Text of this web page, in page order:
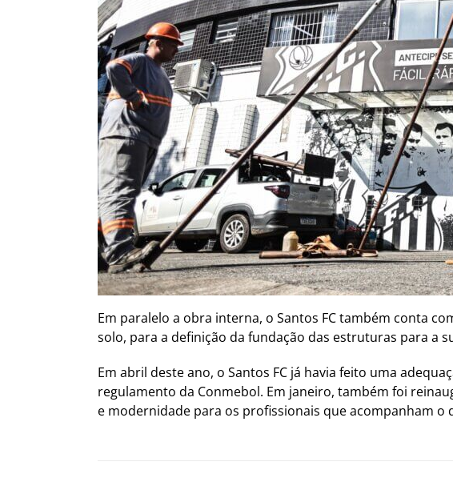
Em paralelo a obra interna, o Santos FC também conta
solo, para a definição da fundação das estruturas para a
Em abril deste ano, o Santos FC já havia feito uma
regulamento da Conmebol. Em janeiro, também foi
e modernidade para os profissionais que acompanham o